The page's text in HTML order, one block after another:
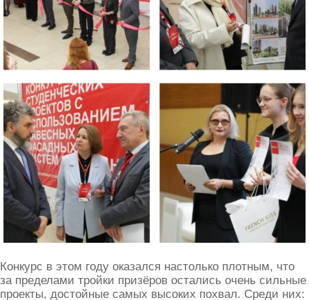
Конкурс в этом году оказался настолько плотным, что
за пределами тройки призёров остались очень сильные
проекты, достойные самых высоких похвал. Среди них: